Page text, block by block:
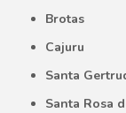
Brotas
Cajuru
Santa
Santa Rosa